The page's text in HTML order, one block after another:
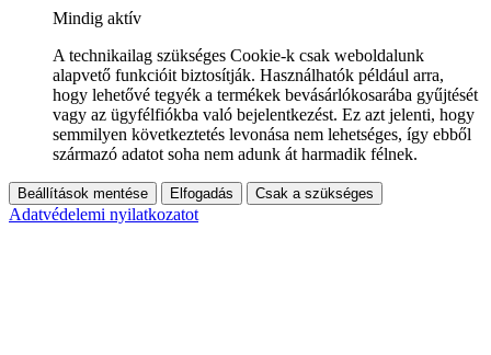
Mindig aktív
A technikailag szükséges Cookie-k csak weboldalunk
alapvető funkcióit biztosítják. Használhatók például arra,
hogy lehetővé tegyék a termékek bevásárlókosarába gyűjtését
vagy az ügyfélfiókba való bejelentkezést. Ez azt jelenti, hogy
semmilyen következtetés levonása nem lehetséges, így ebből
származó adatot soha nem adunk át harmadik félnek.
Beállítások mentése Elfogadás Csak a szükséges
Adatvédelemi nyilatkozatot